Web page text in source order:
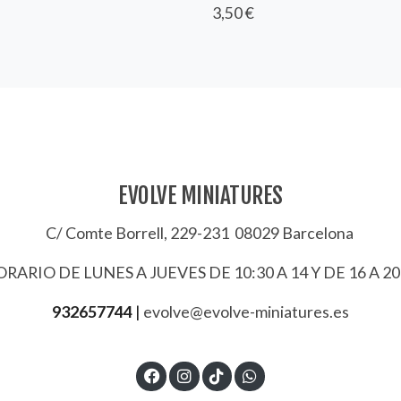
3,50 €
EVOLVE MINIATURES
C/ Comte Borrell, 229-231 08029 Barcelona
DE LUNES A JUEVES DE 10:30 A 14 Y DE 16 A
932657744 | evolve@evolve-miniatures.es